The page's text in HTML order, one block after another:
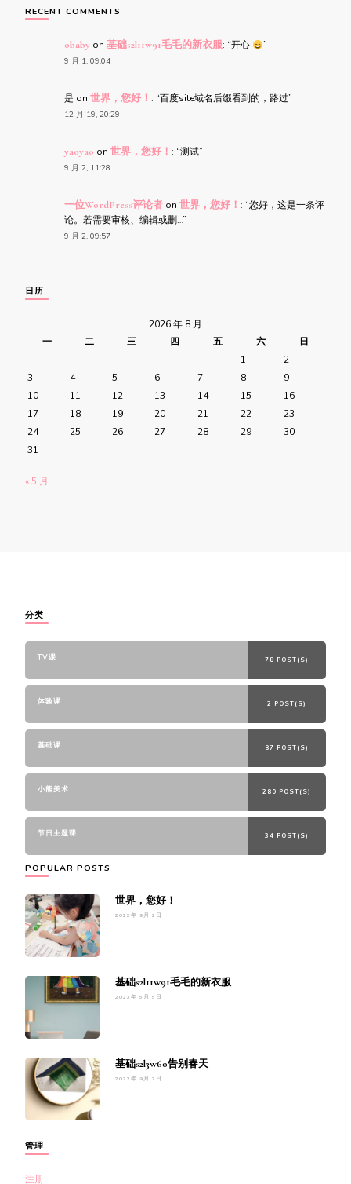
RECENT COMMENTS
obaby on 基础s2l11w91毛毛的新衣服: “开心 ”
9 月 1, 09:04
是 on 世界，您好！ : “百度site域名后缀看到的，路过”
12 月 19, 20:29
yaoyao on 世界，您好！ : “测试”
9 月 2, 11:28
一位WordPress评论者 on 世界，您好！ : “您好，这是一条评
论。若需要审核、编辑或删…”
9 月 2, 09:57
日历
2026 年 8 月
一
二 三 四 五 六
日
1
2
3
4 5 6 7 8
9
10
11 12 13 14 15
16
17
18 19 20 21 22
23
24
25 26 27 28 29
30
31
« 5 月
分类
TV课 78 POST(S)
体验课 2 POST(S)
基础课 87 POST(S)
小熊美术 280 POST(S)
节日主题课 34 POST(S)
POPULAR POSTS
世界，您好！
2022年 9月 2日
基础s2l11w91毛毛的新衣服
2023年 5月 5日
基础s2l3w60告别春天
2022年 9月 2日
管理
注册